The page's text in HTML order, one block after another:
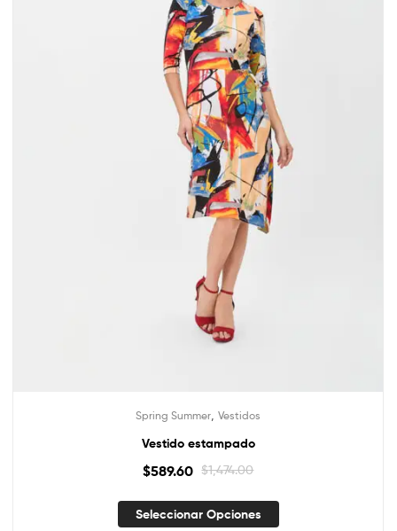
Spring Summer Vestidos
Vestido estampado
$1,474.00
$589.60
Seleccionar Opciones